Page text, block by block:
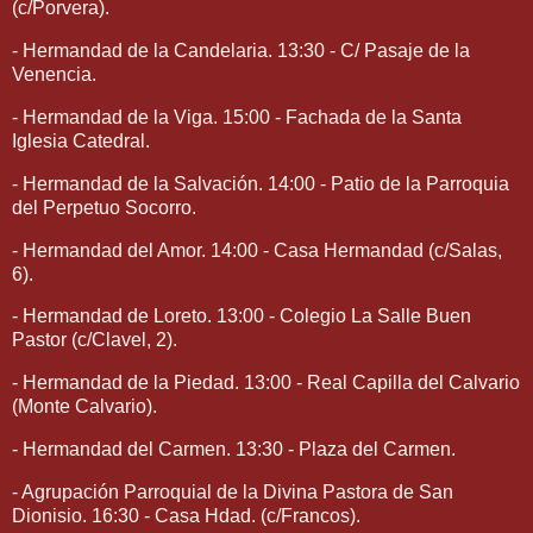
(c/Porvera).
- Hermandad de la Candelaria. 13:30 - C/ Pasaje de la
Venencia.
- Hermandad de la Viga. 15:00 - Fachada de la Santa
Iglesia Catedral.
- Hermandad de la Salvación. 14:00 - Patio de la Parroquia
del Perpetuo Socorro.
- Hermandad del Amor. 14:00 - Casa Hermandad (c/Salas,
6).
- Hermandad de Loreto. 13:00 - Colegio La Salle Buen
Pastor (c/Clavel, 2).
- Hermandad de la Piedad. 13:00 - Real Capilla del Calvario
(Monte Calvario).
- Hermandad del Carmen. 13:30 - Plaza del Carmen.
- Agrupación Parroquial de la Divina Pastora de San
Dionisio. 16:30 - Casa Hdad. (c/Francos).